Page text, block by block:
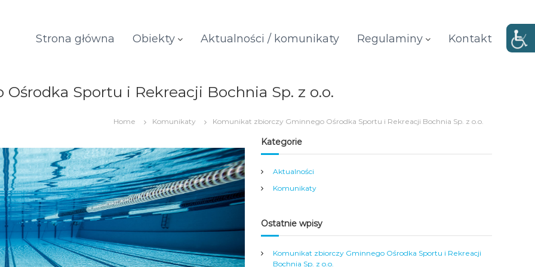
Strona główna Obiekty Aktualności / komunikaty Regulaminy Kontakt
Sportu i Rekreacji Bochnia Sp. z o.o.
Home Komunikaty Komunikat zbiorczy Gminnego Ośrodka Sportu i Rekreacji Bochnia Sp. z o.o.
Kategorie
Aktualności
Komunikaty
Ostatnie wpisy
Komunikat zbiorczy Gminnego Ośrodka Sportu i Rekreacji
Bochnia Sp. z o.o.